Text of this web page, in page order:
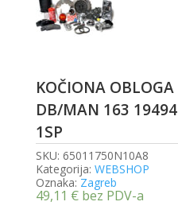
KOČIONA OBLOGA
DB/MAN 163 19494
1SP
SKU: 65011750N10A8
Kategorija: WEBSHOP
Oznaka: Zagreb
49,11 € bez PDV-a